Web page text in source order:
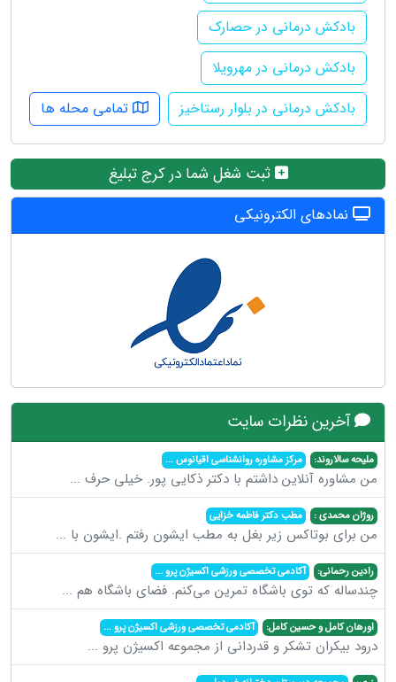
بادکش درمانی در حصارک
بادکش درمانی در مهرویلا
بادکش درمانی در بلوار رستاخیز
تمامی محله ها
ثبت شغل شما در کرج تبلیغ
نمادهای الکترونیکی
آخرین نظرات سایت
ملیحه سالاروند: مرکز مشاوره روانشناسی اقیانوس...
من مشاوره آنلاین داشتم با دکتر ذکایی پور. خیلی حرف ...
روژان محمدی : مطب دکتر فاطمه خزایی
من برای بوتاکس زیر بغل به مطب ایشون رفتم .ایشون با ...
رادین رحمانی: آکادمی تخصصی ورزشی اکسیژن پرو...
چندساله که توی باشگاه تمرین می‌کنم. فضای باشگاه هم ...
اورهان کامل و حسین کامل: آکادمی تخصصی ورزشی اکسیژن پرو...
درود بیکران تشکر و قدردانی از مجموعه اکسیژن پرو ...